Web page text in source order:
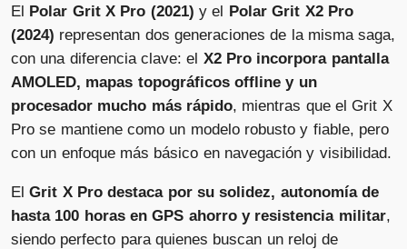
El Polar Grit X Pro (2021) y el Polar Grit X2 Pro
(2024) representan dos generaciones de la misma saga,
con una diferencia clave: el X2 Pro incorpora pantalla
AMOLED, mapas topográficos offline y un
procesador mucho más rápido, mientras que el Grit X
Pro se mantiene como un modelo robusto y fiable, pero
con un enfoque más básico en navegación y visibilidad.
ElGrit X Pro destaca por su solidez, autonomía de
hasta 100 horas en GPS ahorro y resistencia militar,
siendo perfecto para quienes buscan un reloj de